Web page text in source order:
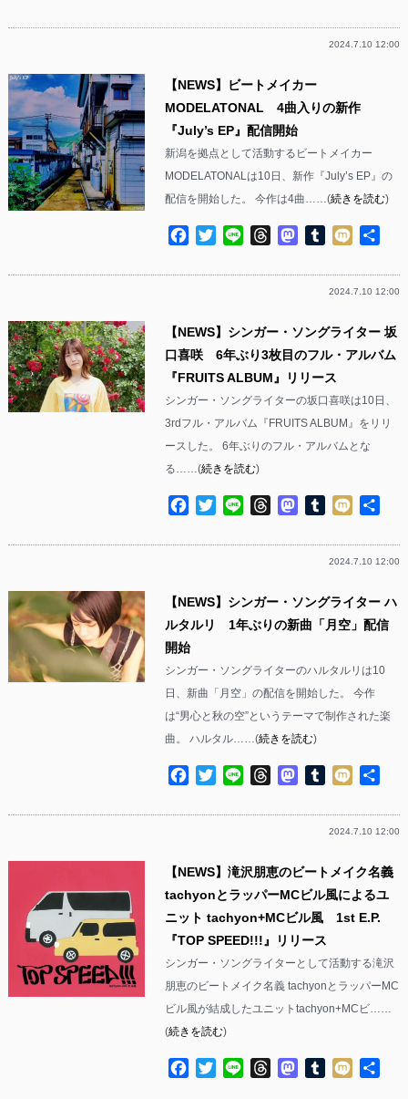
2024.7.10 12:00
【NEWS】ビートメイカー
MODELATONAL 4曲入りの新作
『July’s EP』配信開始
新潟を拠点として活動するビートメイカー
MODELATONALは10日、新作『July’s EP』の
配信を開始した。 今作は4曲……(続きを読む)
Facebook
TwitterLine ThreadsMastodon
Tumblr
Mixi
2024.7.10 12:00
【NEWS】シンガー・ソングライター 坂
口喜咲 6年ぶり3枚目のフル・アルバム
『FRUITS ALBUM』リリース
シンガー・ソングライターの坂口喜咲は10日、
3rdフル・アルバム『FRUITS ALBUM』をリリ
ースした。 6年ぶりのフル・アルバムとな
る……(続きを読む)
Facebook
TwitterLine ThreadsMastodon
Tumblr
Mixi
2024.7.10 12:00
【NEWS】シンガー・ソングライター ハ
ルタルリ 1年ぶりの新曲「月空」配信
開始
シンガー・ソングライターのハルタルリは10
日、新曲「月空」の配信を開始した。 今作
は“男心と秋の空”というテーマで制作された楽
曲。 ハルタル……(続きを読む)
Facebook
TwitterLine ThreadsMastodon
Tumblr
Mixi
2024.7.10 12:00
【NEWS】滝沢朋恵のビートメイク名義
tachyonとラッパーMCビル風によるユ
ニット tachyon+MCビル風 1st E.P.
『TOP SPEED!!!』リリース
シンガー・ソングライターとして活動する滝沢
朋恵のビートメイク名義 tachyonとラッパーMC
ビル風が結成したユニットtachyon+MCビ……
(続きを読む)
Facebook
TwitterLine ThreadsMastodon
Tumblr
Mixi